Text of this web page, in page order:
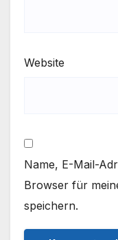
Website
Name, E-Mail-
Browser für
speichern.